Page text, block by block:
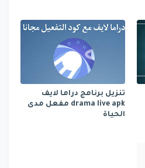
تنزيل برنامج دراما لايف
drama live apk مفعل مدى
الحياة